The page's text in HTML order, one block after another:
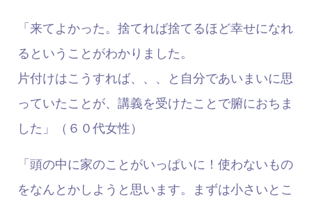
「来てよかった。捨てれば捨てるほど幸せになれ
るということがわかりました。
片付けはこうすれば、、、と自分であいまいに思
っていたことが、講義を受けたことで腑におちま
した」（６０代女性）
「頭の中に家のことがいっぱいに！使わないもの
をなんとかしようと思います。まずは小さいとこ